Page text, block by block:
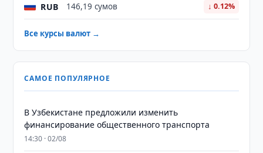
RUB 146,19 сумов ↓ 0.12%
Все курсы валют →
САМОЕ ПОПУЛЯРНОЕ
В Узбекистане предложили изменить
финансирование общественного транспорта
14:30 · 02/08